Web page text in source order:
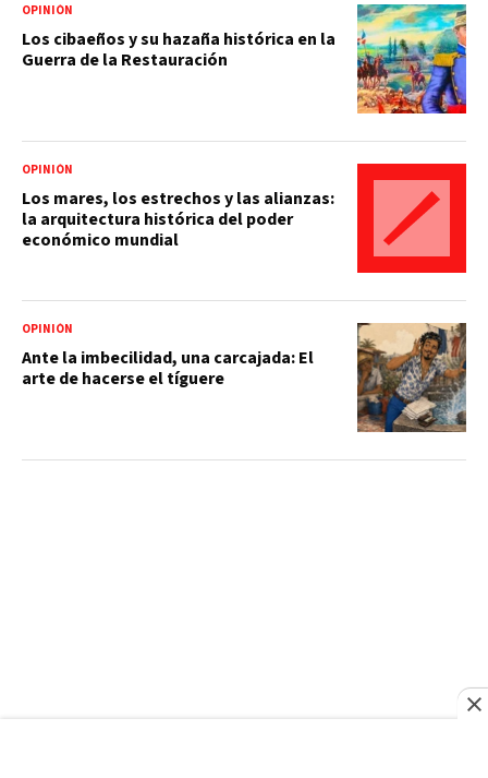
OPINIÓN
Los cibaeños y su hazaña histórica en la
Guerra de la Restauración
OPINIÓN
Los mares, los estrechos y las alianzas:
la arquitectura histórica del poder
económico mundial
OPINIÓN
Ante la imbecilidad, una carcajada: El
arte de hacerse el tíguere